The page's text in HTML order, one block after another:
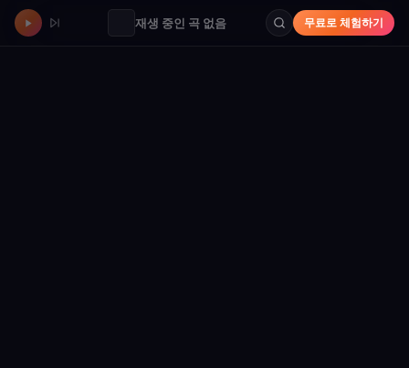
재생 중인 곡 없음 무료로 체험하기